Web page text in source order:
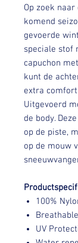
Op zoek
komend
gevoerde
speciale stof
capuchon
kunt de
extra
Uitgevoerd
de body.
op de piste,
op de mouw
100%
Breathable
UV